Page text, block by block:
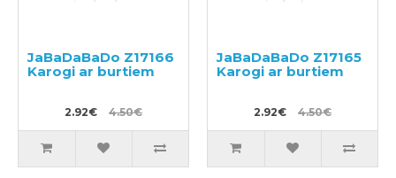
JaBaDaBaDo Z17166
Karogi ar burtiem
2.92€ 4.50€
JaBaDaBaDo Z17165
Karogi ar burtiem
2.92€ 4.50€